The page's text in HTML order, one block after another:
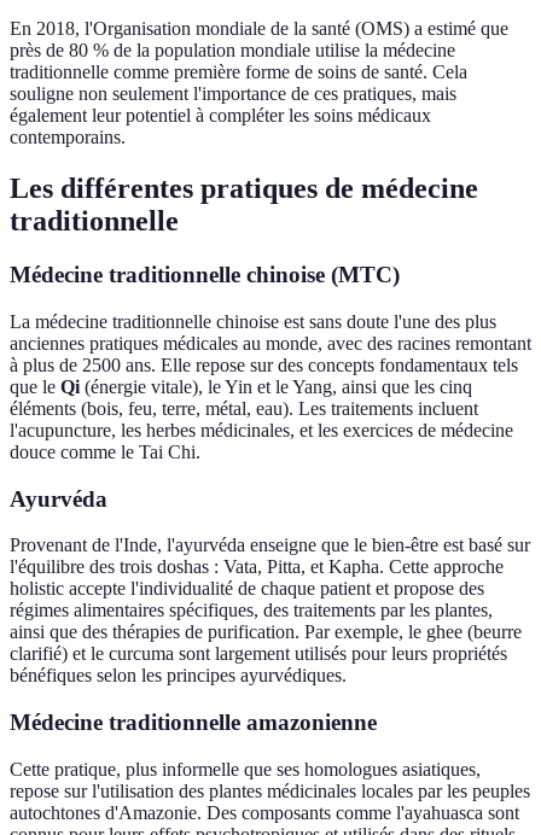
En 2018, l'Organisation mondiale de la santé (OMS) a estimé que
près de 80 % de la population mondiale utilise la médecine
traditionnelle comme première forme de soins de santé. Cela
souligne non seulement l'importance de ces pratiques, mais
également leur potentiel à compléter les soins médicaux
contemporains.
Les différentes pratiques de médecine
traditionnelle
Médecine traditionnelle chinoise (MTC)
La médecine traditionnelle chinoise est sans doute l'une des plus
anciennes pratiques médicales au monde, avec des racines remontant
à plus de 2500 ans. Elle repose sur des concepts fondamentaux tels
que le Qi (énergie vitale), le Yin et le Yang, ainsi que les cinq
éléments (bois, feu, terre, métal, eau). Les traitements incluent
l'acupuncture, les herbes médicinales, et les exercices de médecine
douce comme le Tai Chi.
Ayurvéda
Provenant de l'Inde, l'ayurvéda enseigne que le bien-être est basé sur
l'équilibre des trois doshas : Vata, Pitta, et Kapha. Cette approche
holistic accepte l'individualité de chaque patient et propose des
régimes alimentaires spécifiques, des traitements par les plantes,
ainsi que des thérapies de purification. Par exemple, le ghee (beurre
clarifié) et le curcuma sont largement utilisés pour leurs propriétés
bénéfiques selon les principes ayurvédiques.
Médecine traditionnelle amazonienne
Cette pratique, plus informelle que ses homologues asiatiques,
repose sur l'utilisation des plantes médicinales locales par les peuples
autochtones d'Amazonie. Des composants comme l'ayahuasca sont